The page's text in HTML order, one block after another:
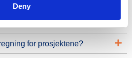
Deny
for prosjektene?